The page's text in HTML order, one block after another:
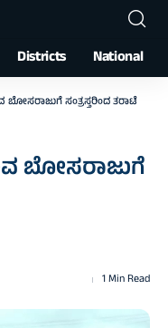
Districts National
ಸಂತ್ರಸ್ತರಿಂದ ತರಾಟೆ
ಬೋಸರಾಜುಗೆ
1 Min Read